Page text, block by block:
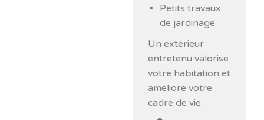
Petits travaux
de jardinage
Un extérieur
entretenu valorise
votre habitation et
améliore votre
cadre de vie.